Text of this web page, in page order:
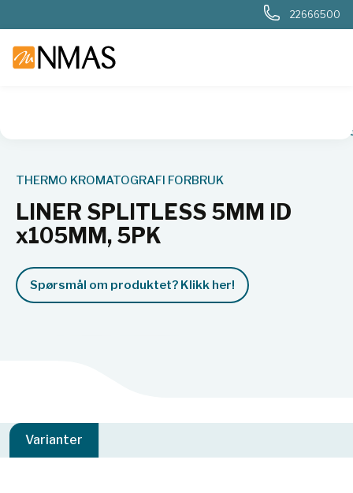
22666500
LINER SPLITLESS 5MM ID x105MM,
THERMO KROMATOGRAFI FORBRUK
LINER SPLITLESS 5MM ID
x105MM, 5PK
Spørsmål om produktet? Klikk her!
Varianter